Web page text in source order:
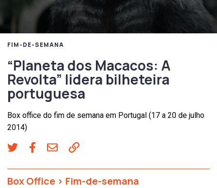
FIM-DE-SEMANA
“Planeta dos Macacos: A
Revolta” lidera bilheteira
portuguesa
Box office do fim de semana em Portugal (17 a 20 de julho
2014)
Box Office > Fim-de-semana